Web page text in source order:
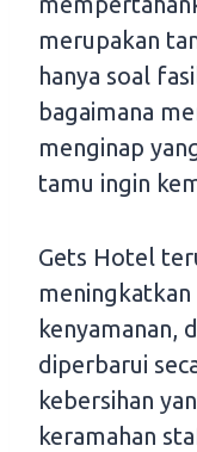
merupakan
hanya soal
bagaimana
menginap
tamu ingin
Gets Hotel
meningkatkan
kenyamanan,
diperbarui
kebersihan
keramahan